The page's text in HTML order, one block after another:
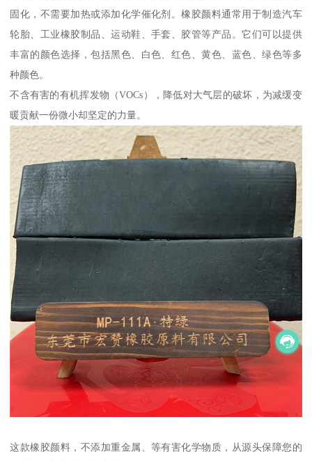
固化，不需要加热或添加化学催化剂。橡胶颜料通常用于制造汽车
轮胎、工业橡胶制品、运动鞋、手套、胶管等产品。它们可以提供
丰富的颜色选择，包括黑色、白色、红色、黄色、蓝色、绿色等多
种颜色。
不含有害的有机挥发物（VOCs），降低对大气层的破坏，为减缓变
暖贡献一份微小却坚定的力量。
这款橡胶颜料，不添加重金属、等有害化学物质，从源头保障您的